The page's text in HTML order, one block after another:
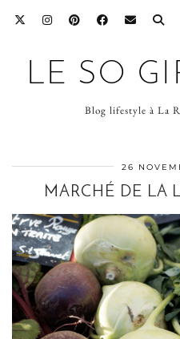
LE SO
Blog lifestyle à La
26
MARCHÉ DE LA